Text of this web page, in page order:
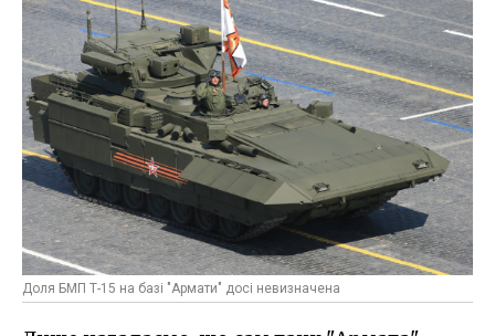
Доля БМП Т-15 на базі "Армати" досі невизначена